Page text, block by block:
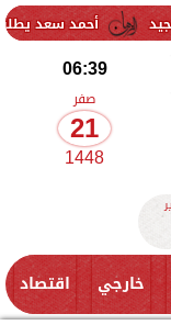
سعد يطلق «الألبوم
06:39
صفر
21
1448
خارجي اقتصاد